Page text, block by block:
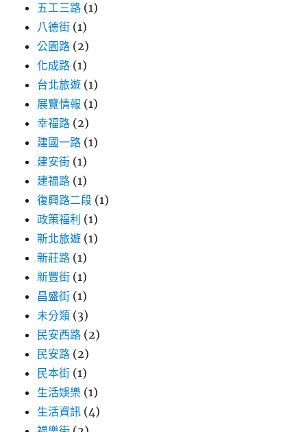
五工三路 (1)
八德街 (1)
公園路 (2)
化成路 (1)
台北旅遊 (1)
展覽情報 (1)
幸福路 (2)
建國一路 (1)
建安街 (1)
建福路 (1)
復興路二段 (1)
政策福利 (1)
新北旅遊 (1)
新莊路 (1)
新豐街 (1)
昌盛街 (1)
未分類 (3)
民安西路 (2)
民安路 (2)
民本街 (1)
生活娛樂 (1)
生活資訊 (4)